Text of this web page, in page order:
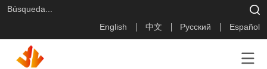
English 中文 Русский Español